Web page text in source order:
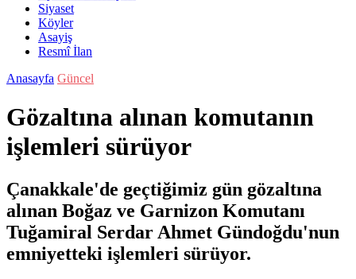
Siyaset
Köyler
Asayiş
Resmî İlan
Anasayfa Güncel
Gözaltına alınan komutanın
işlemleri sürüyor
Çanakkale'de geçtiğimiz gün gözaltına
alınan Boğaz ve Garnizon Komutanı
Tuğamiral Serdar Ahmet Gündoğdu'nun
emniyetteki işlemleri sürüyor.